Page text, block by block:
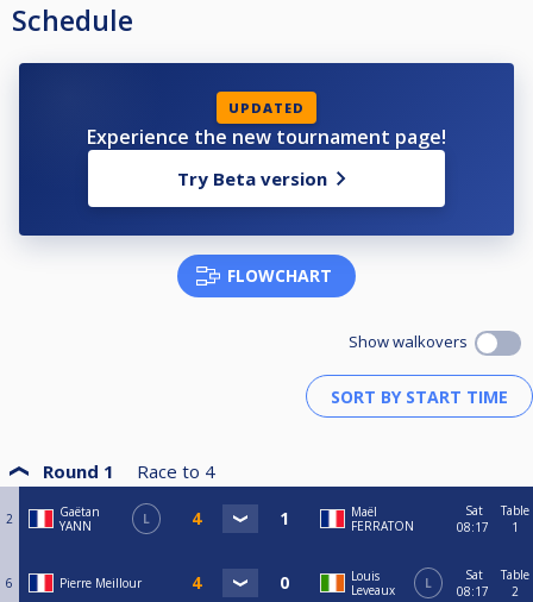
Schedule
UPDATED
Experience the new tournament page!
Try Beta version
FLOWCHART
Show walkovers
Round 1 Race to 4
2
Gaëtan
YANN
L
Maël
FERRATON
Sat
08:17
Table
1
6 Pierre Meillour
Louis
Leveaux
L
Sat
08:17
Table
2